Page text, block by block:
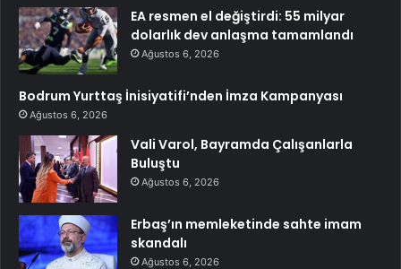
EA resmen el değiştirdi: 55 milyar
dolarlık dev anlaşma tamamlandı
Ağustos 6, 2026
Bodrum Yurttaş İnisiyatifi’nden İmza Kampanyası
Ağustos 6, 2026
Vali Varol, Bayramda Çalışanlarla
Buluştu
Ağustos 6, 2026
Erbaş’ın memleketinde sahte imam
skandalı
Ağustos 6, 2026